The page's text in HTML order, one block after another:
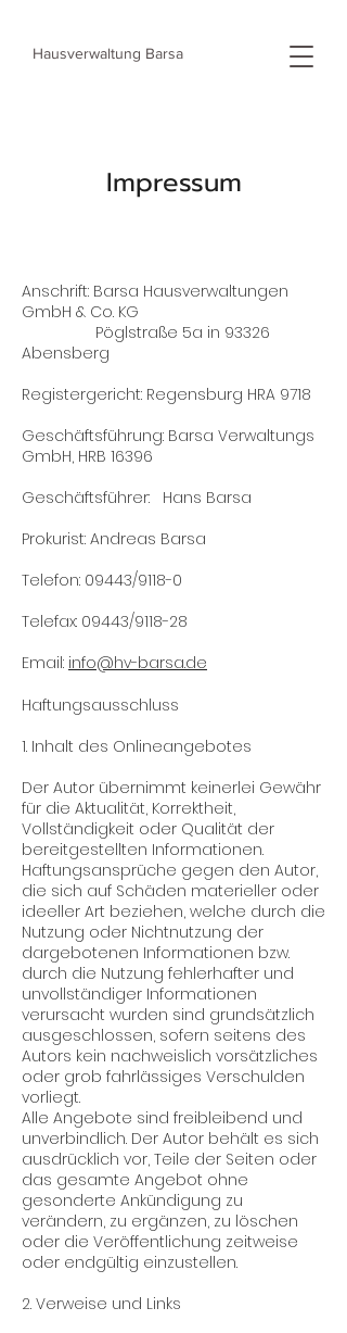
Hausverwaltung Barsa
Impressum
Anschrift: Barsa Hausverwaltungen
GmbH & Co. KG
Pöglstraße 5a in 93326
Abensberg
Registergericht: Regensburg HRA 9718
Geschäftsführung: Barsa Verwaltungs
GmbH, HRB 16396
Geschäftsführer: Hans Barsa
Prokurist: Andreas Barsa
Telefon: 09443/9118-0
Telefax: 09443/9118-28
Email: info@hv-barsa.de
Haftungsausschluss
1. Inhalt des Onlineangebotes
Der Autor übernimmt keinerlei Gewähr
für die Aktualität, Korrektheit,
Vollständigkeit oder Qualität der
bereitgestellten Informationen.
Haftungsansprüche gegen den Autor,
die sich auf Schäden materieller oder
ideeller Art beziehen, welche durch die
Nutzung oder Nichtnutzung der
dargebotenen Informationen bzw.
durch die Nutzung fehlerhafter und
unvollständiger Informationen
verursacht wurden sind grundsätzlich
ausgeschlossen, sofern seitens des
Autors kein nachweislich vorsätzliches
oder grob fahrlässiges Verschulden
vorliegt.
Alle Angebote sind freibleibend und
unverbindlich. Der Autor behält es sich
ausdrücklich vor, Teile der Seiten oder
das gesamte Angebot ohne
gesonderte Ankündigung zu
verändern, zu ergänzen, zu löschen
oder die Veröffentlichung zeitweise
oder endgültig einzustellen.
2. Verweise und Links